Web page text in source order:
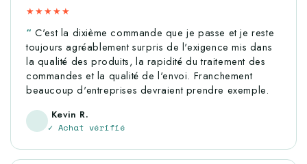
★★★★★
C'est la dixième commande que je passe et je reste
toujours agréablement surpris de l'exigence mis dans
la qualité des produits, la rapidité du traitement des
commandes et la qualité de l'envoi. Franchement
beaucoup d'entreprises devraient prendre exemple.
Kevin R.
✓ Achat vérifié